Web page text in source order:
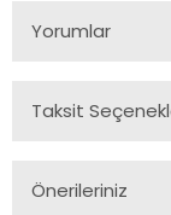
Yorumlar
Taksit
Önerileriniz